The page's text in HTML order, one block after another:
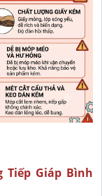
Giáp Bình